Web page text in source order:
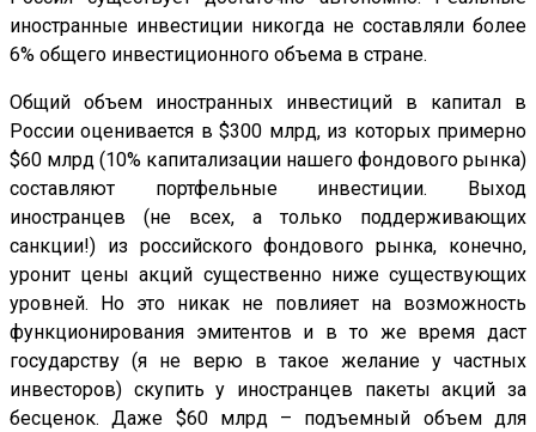
иностранные инвестиции никогда не составляли более
6% общего инвестиционного объема в стране.
Общий объем иностранных инвестиций в капитал в
России оценивается в $300 млрд, из которых примерно
$60 млрд (10% капитализации нашего фондового рынка)
составляют портфельные инвестиции. Выход
иностранцев (не всех, а только поддерживающих
санкции!) из российского фондового рынка, конечно,
уронит цены акций существенно ниже существующих
уровней. Но это никак не повлияет на возможность
функционирования эмитентов и в то же время даст
государству (я не верю в такое желание у частных
инвесторов) скупить у иностранцев пакеты акций за
бесценок. Даже $60 млрд – подъемный объем для